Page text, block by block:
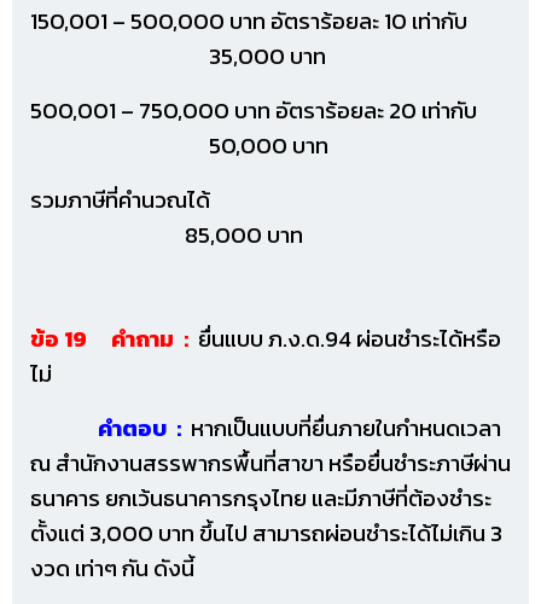
150,001 – 500,000 บาท อัตราร้อยละ 10 เท่ากับ
35,000 บาท
500,001 – 750,000 บาท อัตราร้อยละ 20 เท่ากับ
50,000 บาท
รวมภาษีที่คำนวณได้
85,000 บาท
ข้อ 19 คำถาม : ยื่นแบบ ภ.ง.ด.94 ผ่อนชำระได้หรือ
ไม่
คำตอบ : หากเป็นแบบที่ยื่นภายในกำหนดเวลา
ณ สำนักงานสรรพากรพื้นที่สาขา หรือยื่นชำระภาษีผ่าน
ธนาคาร ยกเว้นธนาคารกรุงไทย และมีภาษีที่ต้องชำระ
ตั้งแต่ 3,000 บาท ขึ้นไป สามารถผ่อนชำระได้ไม่เกิน 3
งวด เท่าๆ กัน ดังนี้